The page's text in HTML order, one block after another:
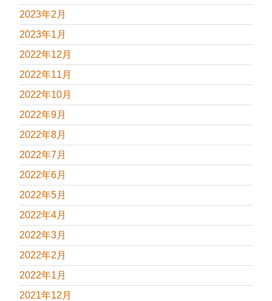
2023年2月
2023年1月
2022年12月
2022年11月
2022年10月
2022年9月
2022年8月
2022年7月
2022年6月
2022年5月
2022年4月
2022年3月
2022年2月
2022年1月
2021年12月